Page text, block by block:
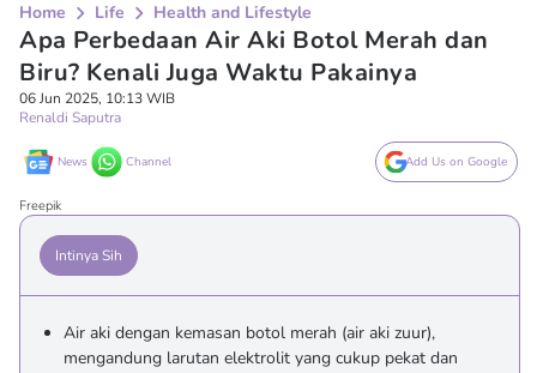
Home Life Health and Lifestyle
Apa Perbedaan Air Aki Botol Merah dan
Biru? Kenali Juga Waktu Pakainya
06 Jun 2025, 10:13 WIB
Renaldi Saputra
News Channel Add Us on Google
Freepik
Intinya Sih
Air aki dengan kemasan botol merah (air aki zuur),
mengandung larutan elektrolit yang cukup pekat dan